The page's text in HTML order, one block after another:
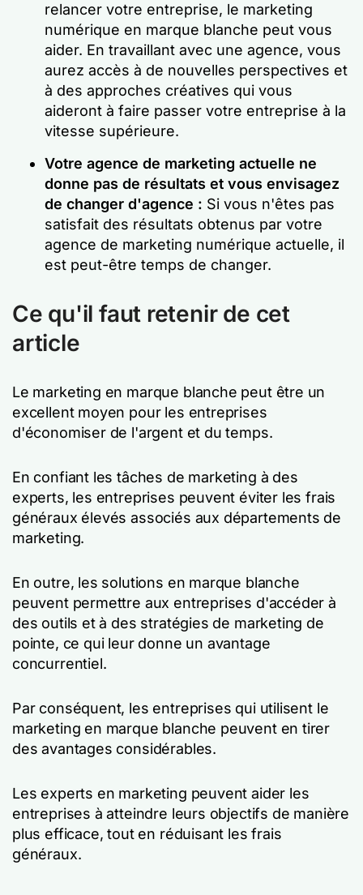
relancer votre entreprise, le marketing
numérique en marque blanche peut vous
aider. En travaillant avec une agence, vous
aurez accès à de nouvelles perspectives et
à des approches créatives qui vous
aideront à faire passer votre entreprise à la
vitesse supérieure.
Votre agence de marketing actuelle ne
donne pas de résultats et vous envisagez
de changer d'agence : Si vous n'êtes pas
satisfait des résultats obtenus par votre
agence de marketing numérique actuelle, il
est peut-être temps de changer.
Ce qu'il faut retenir de cet
article
Le marketing en marque blanche peut être un
excellent moyen pour les entreprises
d'économiser de l'argent et du temps.
En confiant les tâches de marketing à des
experts, les entreprises peuvent éviter les frais
généraux élevés associés aux départements de
marketing.
En outre, les solutions en marque blanche
peuvent permettre aux entreprises d'accéder à
des outils et à des stratégies de marketing de
pointe, ce qui leur donne un avantage
concurrentiel.
Par conséquent, les entreprises qui utilisent le
marketing en marque blanche peuvent en tirer
des avantages considérables.
Les experts en marketing peuvent aider les
entreprises à atteindre leurs objectifs de manière
plus efficace, tout en réduisant les frais
généraux.